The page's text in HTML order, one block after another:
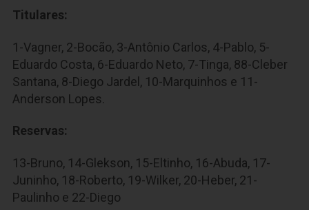
Titulares:
1-Vagner, 2-Bocão, 3-Antônio Carlos, 4-Pablo, 5-
Eduardo Costa, 6-Eduardo Neto, 7-Tinga, 88-Cleber
Santana, 8-Diego Jardel, 10-Marquinhos e 11-
Anderson Lopes.
Reservas:
13-Bruno, 14-Glekson, 15-Eltinho, 16-Abuda, 17-
Juninho, 18-Roberto, 19-Wilker, 20-Heber, 21-
Paulinho e 22-Diego